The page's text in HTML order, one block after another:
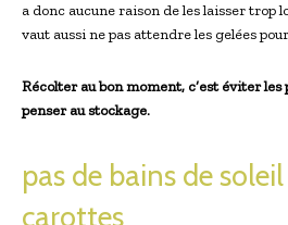
a donc aucune raison de les laisser trop
vaut aussi ne pas attendre les gelées
Récolter au bon moment, c’est éviter
penser au stockage.
pas de bains de
carottes